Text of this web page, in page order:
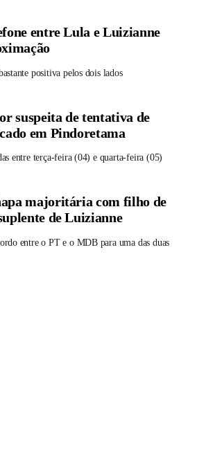
entre Lula e Luizianne
positiva pelos dois lados
suspeita de tentativa de
em Pindoretama
entre terça-feira (04) e quarta-feira (05)
majoritária com filho de
de Luizianne
entre o PT e o MDB para uma das duas